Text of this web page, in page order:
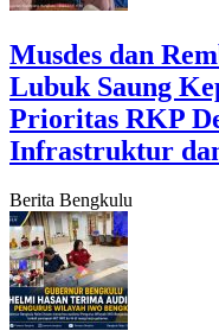
Musdes dan
Lubuk Saung
Prioritas RKP
Infrastruktur
Berita Bengkulu